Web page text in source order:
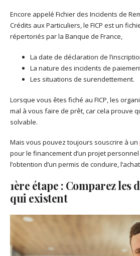
Encore appelé Fichier des Incidents de
Crédits aux Particuliers, le FICP est un
répertoriés par la Banque de France,
La date de déclaration de
La nature des incidents de
Les situations de surendettement.
Lorsque vous êtes fiché au FICP, les
mal à vous faire de prêt, car cela prouve
solvable.
Mais vous pouvez toujours souscrire à un
pour le financement d’un projet
l’obtention d’un permis de conduire,
1ère étape : Comparez les
qui existent